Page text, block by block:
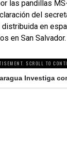
las pandillas
del
distribuida en
en San Salvador.
SCROLL TO
Investiga